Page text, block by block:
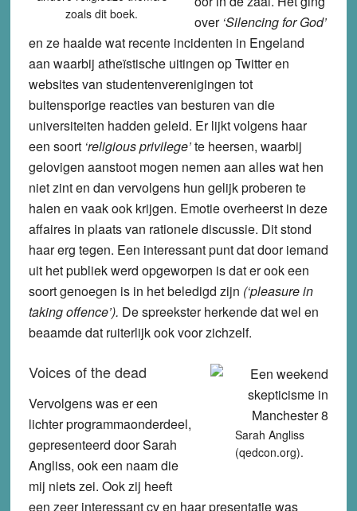
zoals dit boek.
over ‘Silencing for God’
en ze haalde wat recente incidenten in Engeland
aan waarbij atheïstische uitingen op Twitter en
websites van studentenverenigingen tot
buitensporige reacties van besturen van die
universiteiten hadden geleid. Er lijkt volgens haar
een soort ‘religious privilege’te heersen, waarbij
gelovigen aanstoot mogen nemen aan alles wat hen
niet zint en dan vervolgens hun gelijk proberen te
halen en vaak ook krijgen. Emotie overheerst in deze
affaires in plaats van rationele discussie. Dit stond
haar erg tegen. Een interessant punt dat door iemand
uit het publiek werd opgeworpen is dat er ook een
soort genoegen is in het beledigd zijn (‘pleasure in
taking offence’). De spreekster herkende dat wel en
beaamde dat ruiterlijk ook voor zichzelf.
Sarah Angliss
(qedcon.org).
Voices of the dead
Vervolgens was er een
lichter programmaonderdeel,
gepresenteerd door Sarah
Angliss, ook een naam die
mij niets zei. Ook zij heeft
een zeer interessant cv en haar presentatie was